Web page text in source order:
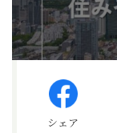
シェア